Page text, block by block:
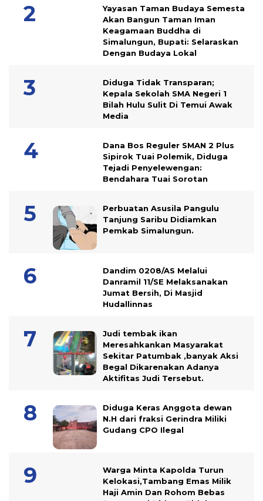
Yayasan Taman Budaya Semesta
Akan Bangun Taman Iman
Keagamaan Buddha di
Simalungun, Bupati: Selaraskan
Dengan Budaya Lokal
Diduga Tidak Transparan;
Kepala Sekolah SMA Negeri 1
Bilah Hulu Sulit Di Temui Awak
Media
Dana Bos Reguler SMAN 2 Plus
Sipirok Tuai Polemik, Diduga
Tejadi Penyelewengan:
Bendahara Tuai Sorotan
Perbuatan Asusila Pangulu
Tanjung Saribu Didiamkan
Pemkab Simalungun.
Dandim 0208/AS Melalui
Danramil 11/SE Melaksanakan
Jumat Bersih, Di Masjid
Hudallinnas
Judi tembak ikan
Meresahkankan Masyarakat
Sekitar Patumbak ,banyak Aksi
Begal Dikarenakan Adanya
Aktifitas Judi Tersebut.
Diduga Keras Anggota dewan
N.H dari fraksi Gerindra Miliki
Gudang CPO Ilegal
Warga Minta Kapolda Turun
Kelokasi,Tambang Emas Milik
Haji Amin Dan Rohom Bebas